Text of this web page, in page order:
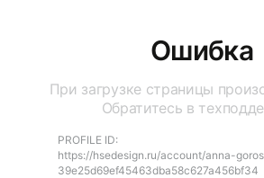
Ошибка
При загрузке страницы
Обратитесь в
PROFILE ID:
https://hsedesign.ru/account/anna-
39e25d69ef45463dba58c627a456bf34